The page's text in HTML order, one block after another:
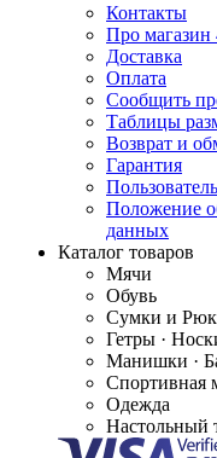
Контакты
Про магазин
Доставка
Оплата
Сообщить
Таблицы
Возврат и
Гарантия
Положение
данных
Каталог товаров
Мячи
Обувь
Сумки и
Гетры ·
Манишки ·
Спортивная
Одежда
Настольный